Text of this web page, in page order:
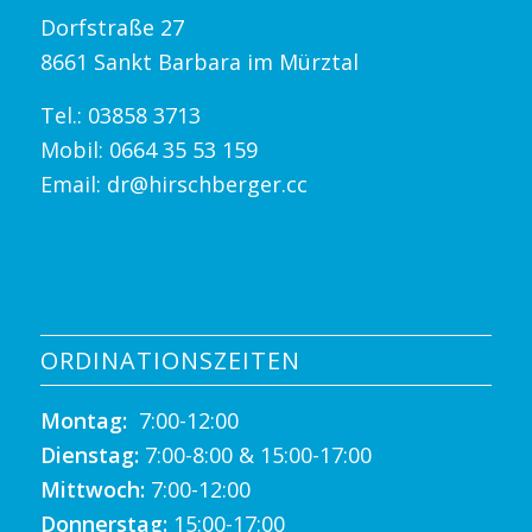
Dorfstraße 27
8661 Sankt Barbara im Mürztal
Tel.: 03858 3713
Mobil: 0664 35 53 159
Email: dr@hirschberger.cc
ORDINATIONSZEITEN
Montag:7:00-12:00
Dienstag:7:00-8:00 & 15:00-17:00
Mittwoch:7:00-12:00
Donnerstag:15:00-17:00